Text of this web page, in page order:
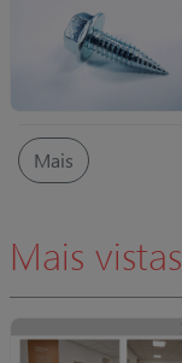
Mais
Mais vistas